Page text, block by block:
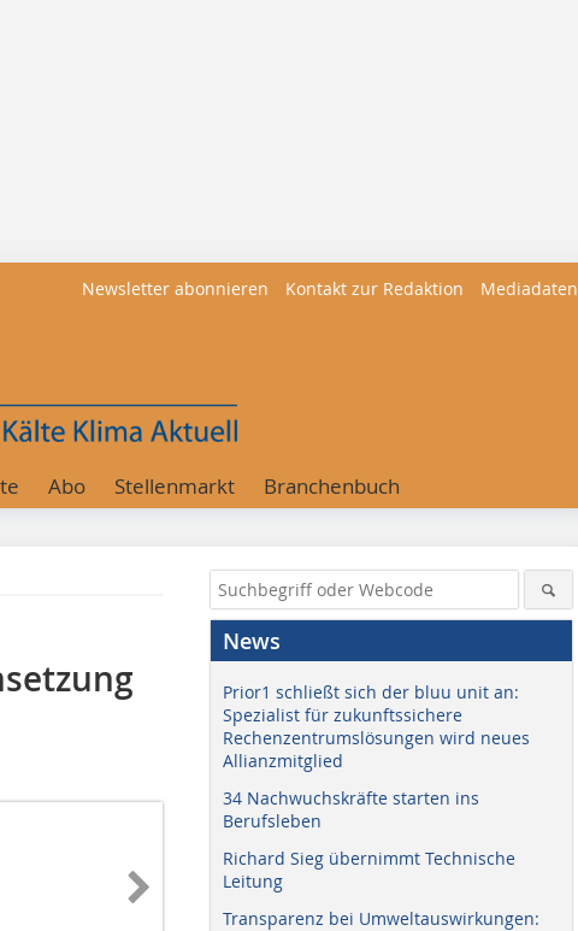
Newsletter abonnieren Kontakt zur Redaktion Mediadaten
Abo Stellenmarkt Branchenbuch
News
Prior1 schließt sich der bluu unit an:
Spezialist für zukunftssichere
Rechenzentrumslösungen wird neues
Allianzmitglied
34 Nachwuchskräfte starten ins
Berufsleben
Richard Sieg übernimmt Technische
Leitung
Transparenz bei Umweltauswirkungen: